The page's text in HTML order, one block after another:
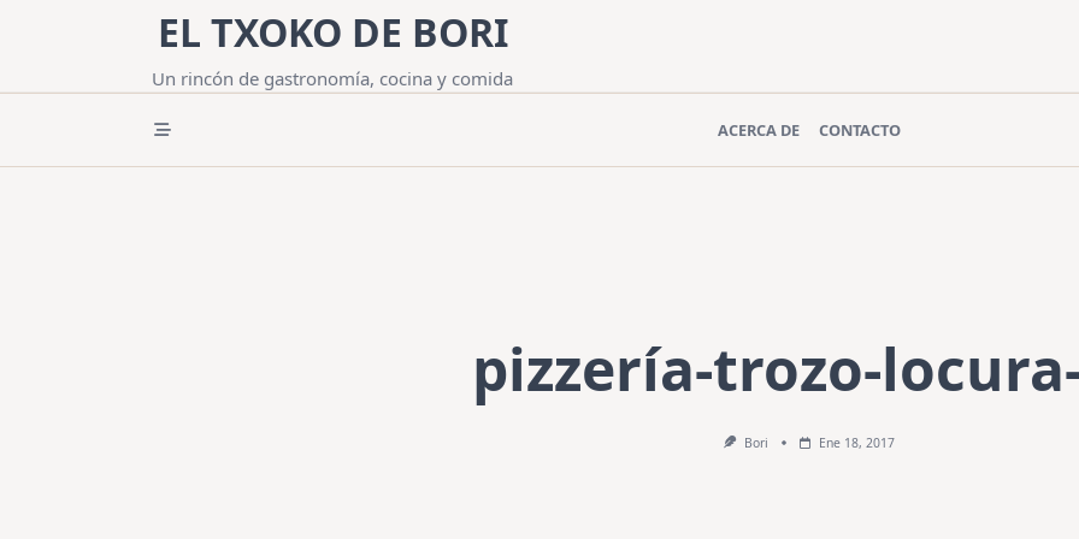
EL TXOKO DE BORI
Un rincón de gastronomía, cocina y comida
ACERCA DE CONTACTO
pizzería-trozo-
Bori Ene 18, 2017